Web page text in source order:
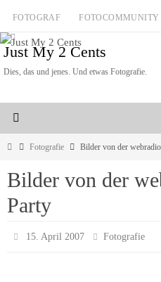
Zum
Inhalt
springen
FOTOGRAF FOTOCOMMUNITY
Just My 2 Cents
Dies, das und jenes. Und etwas Fotografie.
StartFotografie Bilder von der
Bilder von der
Party
15. April 2007 Fotografie